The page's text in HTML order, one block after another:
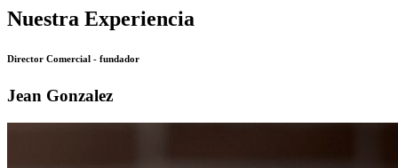
Nuestra Experiencia
Director Comercial - fundador
Jean Gonzalez